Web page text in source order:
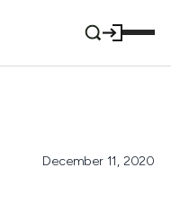
December 11, 2020